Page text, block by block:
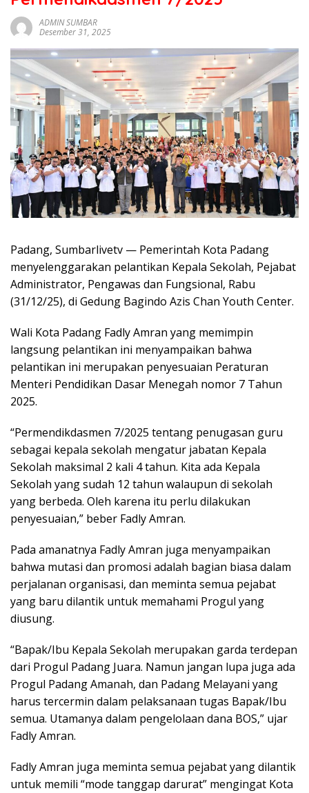
sumbar
tv
live
ADMIN SUMBAR
Desember 31, 2025
Padang, Sumbarlivetv — Pemerintah Kota Padang
menyelenggarakan pelantikan Kepala Sekolah, Pejabat
Administrator, Pengawas dan Fungsional, Rabu
(31/12/25), di Gedung Bagindo Azis Chan Youth Center.
Wali Kota Padang Fadly Amran yang memimpin
langsung pelantikan ini menyampaikan bahwa
pelantikan ini merupakan penyesuaian Peraturan
Menteri Pendidikan Dasar Menegah nomor 7 Tahun
2025.
“Permendikdasmen 7/2025 tentang penugasan guru
sebagai kepala sekolah mengatur jabatan Kepala
Sekolah maksimal 2 kali 4 tahun. Kita ada Kepala
Sekolah yang sudah 12 tahun walaupun di sekolah
yang berbeda. Oleh karena itu perlu dilakukan
penyesuaian,” beber Fadly Amran.
Pada amanatnya Fadly Amran juga menyampaikan
bahwa mutasi dan promosi adalah bagian biasa dalam
perjalanan organisasi, dan meminta semua pejabat
yang baru dilantik untuk memahami Progul yang
diusung.
“Bapak/Ibu Kepala Sekolah merupakan garda terdepan
dari Progul Padang Juara. Namun jangan lupa juga ada
Progul Padang Amanah, dan Padang Melayani yang
harus tercermin dalam pelaksanaan tugas Bapak/Ibu
semua. Utamanya dalam pengelolaan dana BOS,” ujar
Fadly Amran.
Fadly Amran juga meminta semua pejabat yang dilantik
untuk memili “mode tanggap darurat” mengingat Kota